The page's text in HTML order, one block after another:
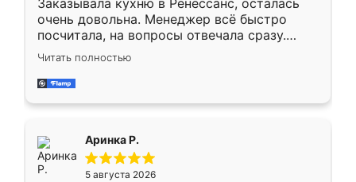
Заказывала кухню в Ренессанс, осталась
очень довольна. Менеджер всё быстро
посчитала, на вопросы отвечала сразу.
Замерщик приехал в субботу, подошёл к
делу со всей ответственностью. Собрали
за день, ребята работали аккуратно, даже
Читать полностью
Аринка Р.
5 августа 2026